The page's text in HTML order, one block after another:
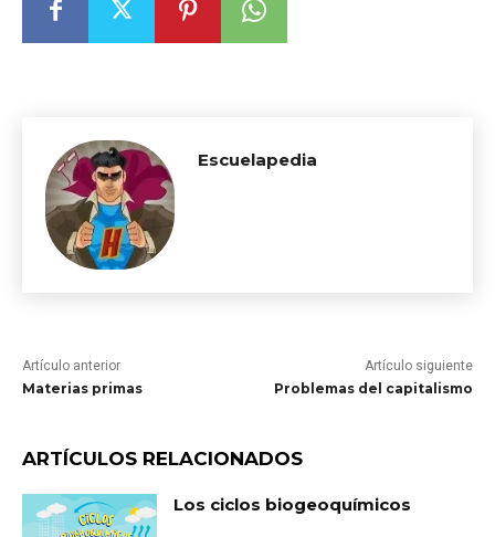
Escuelapedia
Artículo anterior
Materias primas
Artículo siguiente
Problemas del capitalismo
ARTÍCULOS RELACIONADOS
Los ciclos biogeoquímicos